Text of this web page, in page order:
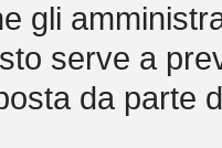
gli
serve a
da parte